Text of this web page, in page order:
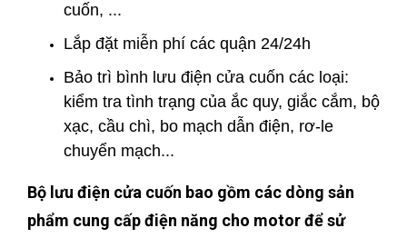
cuốn, ...
Lắp đặt miễn phí các quận 24/24h
Bảo trì bình lưu điện cửa cuốn các loại:
kiểm tra tình trạng của ắc quy, giắc cắm, bộ
xạc, cầu chì, bo mạch dẫn điện, rơ-le
chuyển mạch...
Bộ lưu điện cửa cuốn bao gồm các dòng sản
phẩm cung cấp điện năng cho motor để sử